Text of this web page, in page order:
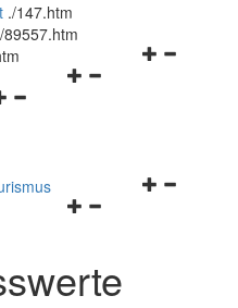
./147.htm
/89557.htm
Navigationsmenü
Navigationsmenü
schließen